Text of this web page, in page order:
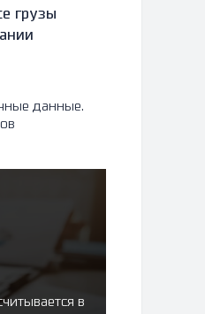
грузы
данные.
в